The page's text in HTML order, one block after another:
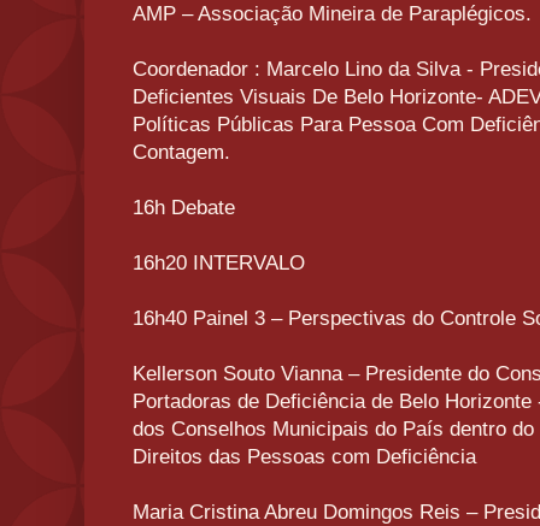
AMP – Associação Mineira de Paraplégicos.
Coordenador : Marcelo Lino da Silva -
Deficientes Visuais De Belo Horizonte-
Políticas Públicas Para Pessoa Com
Contagem.
16h Debate
16h20 INTERVALO
16h40 Painel 3 – Perspectivas do Controle
Kellerson Souto Vianna – Presidente do
Portadoras de Deficiência de Belo
dos Conselhos Municipais do País dentro
Direitos das Pessoas com Deficiência
Maria Cristina Abreu Domingos Reis –